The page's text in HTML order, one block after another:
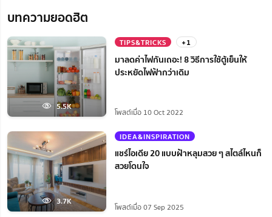
บทความยอดฮิต
5.5K
TIPS&TRICKS +1
มาลดค่าไฟกันเถอะ! 8 วิธีการใช้ตู้เย็นให้
ประหยัดไฟฟ้ากว่าเดิม
โพสต์เมื่อ 10 Oct 2022
3.7K
IDEA&INSPIRATION
แชร์ไอเดีย 20 แบบฝ้าหลุมสวย ๆ สไตล์ไหนก็
สวยโดนใจ
โพสต์เมื่อ 07 Sep 2025